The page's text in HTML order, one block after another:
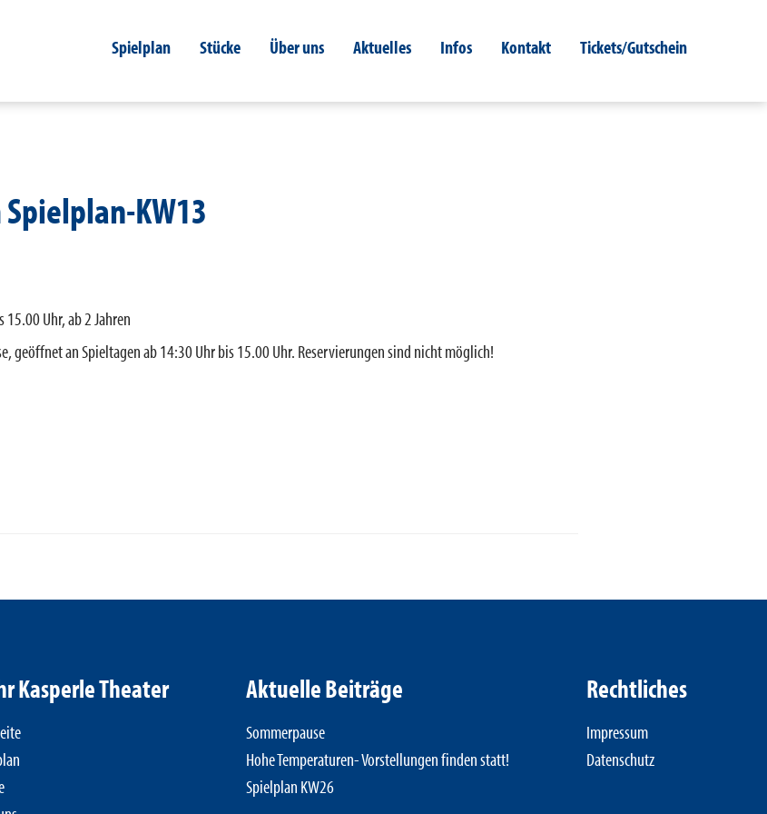
Spielplan Stücke Über uns Aktuelles Infos Kontakt Tickets/Gutschein
KW13
Uhr, ab 2 Jahren
geöffnet an Spieltagen ab 14:30 Uhr bis 15.00 Uhr. Reservierungen sind nicht möglich!
Kasperle Theater Aktuelle Beiträge
Sommerpause
Hohe Temperaturen- Vorstellungen finden statt!
Spielplan KW26
Rechtliches
Impressum
Datenschutz